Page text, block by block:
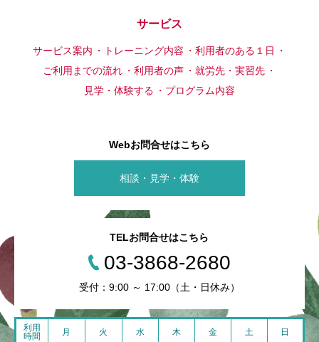
サービス
サービス案内 トレーニング内容
利用者のある１日
ご利用までの流れ
利用者の声
就労先・実習先
見学・体験する
プログラム内容
Webお問合せはこちら
相談・見学・体験
TELお問合せはこちら
03-3868-2680
受付：9:00 ～ 17:00（土・日休み）
利用
時間
月 火 水 木 金 土 日